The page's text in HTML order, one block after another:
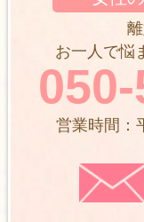
お一人で悩
営業時間：